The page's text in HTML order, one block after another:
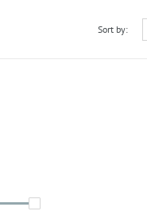
Sort by: